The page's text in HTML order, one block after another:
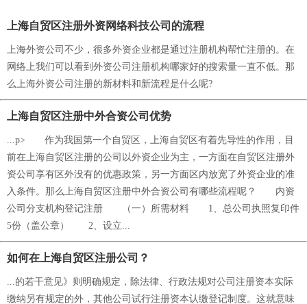
上海自贸区注册外资网络科技公司的流程
上海外资公司不少，很多外资企业都是通过注册机构帮忙注册的。在
网络上我们可以看到外资公司注册机构哪家好的搜索量一直不低。那
么上海外资公司注册的新材料和新流程是什么呢?
上海自贸区注册中外合资公司优势
...p> 作为我国第一个自贸区，上海自贸区有着先导性的作用，目
前在上海自贸区注册的公司以外资企业为主，一方面在自贸区注册外
资公司享有区外没有的优惠政策，另一方面区内放宽了外资企业的准
入条件。那么上海自贸区注册中外合资公司有哪些流程呢？ 内资
公司分支机构登记注册 （一）所需材料 1、总公司执照复印件
5份（盖公章） 2、设立...
如何在上海自贸区注册公司？
...的若干意见》则明确规定，除法律、行政法规对公司注册资本实际
缴纳另有规定的外，其他公司试行注册资本认缴登记制度。这就意味